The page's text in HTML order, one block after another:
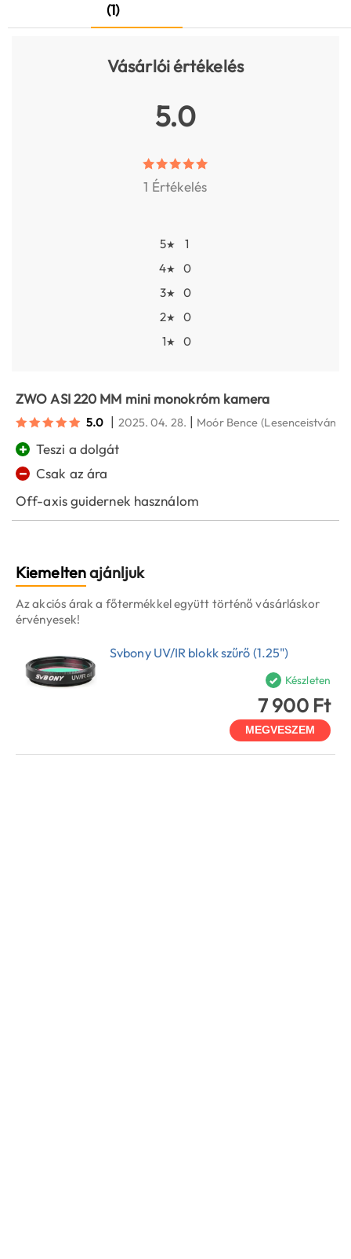
(1)
Vásárlói értékelés
5.0
1 Értékelés
5★
1
4★
0
3★
0
2★
0
1★ 0
ZWO ASI 220 MM mini monokróm kamera
5.0 | 2025. 04. 28. | Moór Bence (Lesenceistvánd)
+ Teszi a dolgát
− Csak az ára
Off-axis guidernek használom
Kiemeltenajánljuk
Az akciós árak a főtermékkel együtt történő vásárláskor
érvényesek!
Svbony UV/IR blokk szűrő (1.25")
Készleten
7 900 Ft
MEGVESZEM